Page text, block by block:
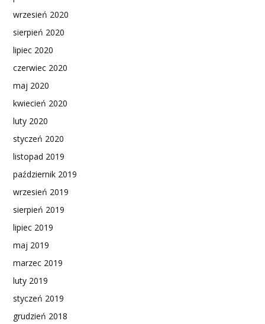
wrzesień 2020
sierpień 2020
lipiec 2020
czerwiec 2020
maj 2020
kwiecień 2020
luty 2020
styczeń 2020
listopad 2019
październik 2019
wrzesień 2019
sierpień 2019
lipiec 2019
maj 2019
marzec 2019
luty 2019
styczeń 2019
grudzień 2018